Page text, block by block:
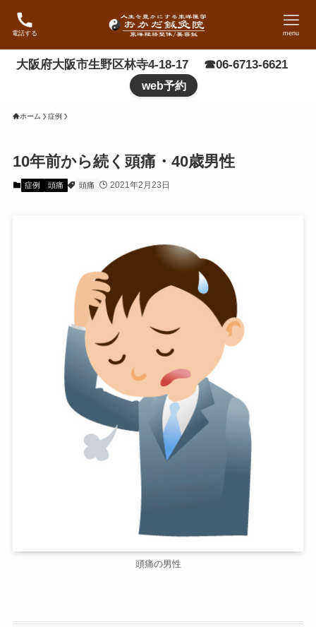
電話する menu
大阪府大阪市生野区林寺4-18-17 ☎06-6713-6621
web予約
ホーム 症例
10年前から続く頭痛・40歳男性
症例 頭痛 頭痛 2021年2月23日
頭痛の男性